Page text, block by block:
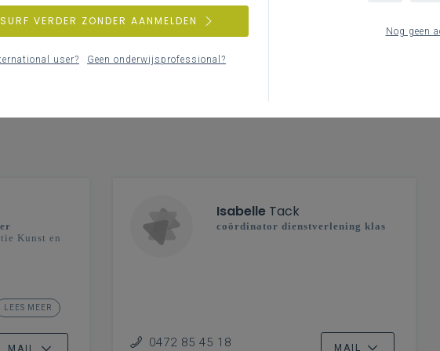
Kunst en
LEES MEER
MAIL
IsabelleTack
coördinator dienstverlening klas
0472 85 45 18 MAIL
Nog geen
SURF VERDER ZONDER AANMELDEN
user? Geen onderwijsprofessional?